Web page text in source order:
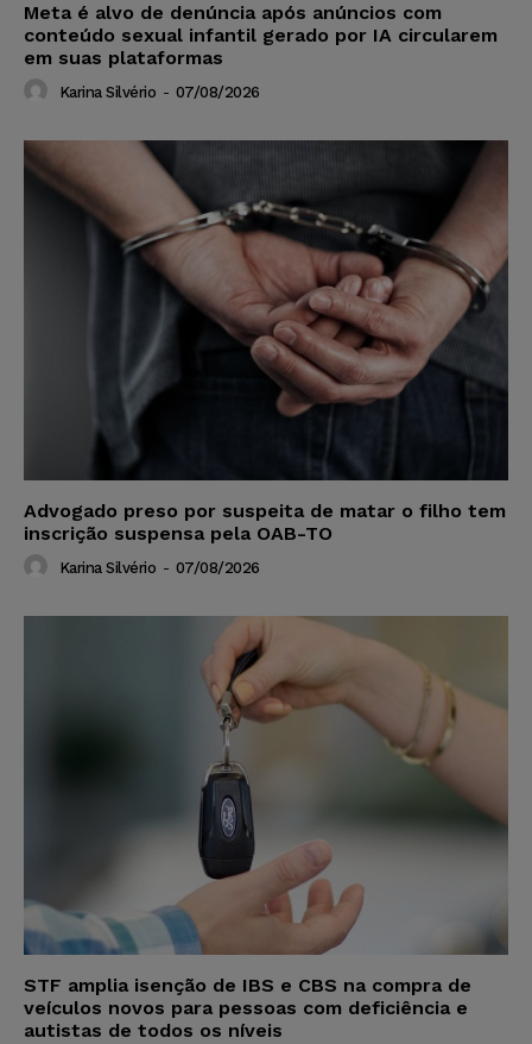
Meta é alvo de denúncia após anúncios com
conteúdo sexual infantil gerado por IA circularem
em suas plataformas
Karina Silvério - 07/08/2026
Advogado preso por suspeita de matar o filho tem
inscrição suspensa pela OAB-TO
Karina Silvério - 07/08/2026
STF amplia isenção de IBS e CBS na compra de
veículos novos para pessoas com deficiência e
autistas de todos os níveis